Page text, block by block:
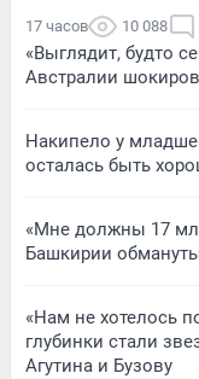
17 часов 10 088
«Выглядит, будто
Австралии
Накипело у
осталась быть
«Мне должны 17
Башкирии
«Нам не хотелось
глубинки стали
Агутина и Бузову